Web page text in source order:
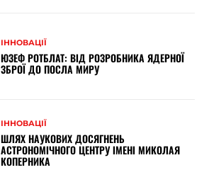
ІННОВАЦІЇ
ЮЗЕФ РОТБЛАТ: ВІД РОЗРОБНИКА ЯДЕРНОЇ
ЗБРОЇ ДО ПОСЛА МИРУ
ІННОВАЦІЇ
ШЛЯХ НАУКОВИХ ДОСЯГНЕНЬ
АСТРОНОМІЧНОГО ЦЕНТРУ ІМЕНІ МИКОЛАЯ
КОПЕРНИКА